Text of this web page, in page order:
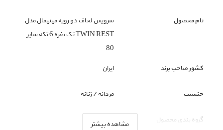
مشاهده بیشتر
نام محصول
سرویس لحاف دو رویه مینیمال مدل
TWIN REST تک نفره 6 تکه سایز
80
کشور صاحب برند ایران
جنسیت مردانه / زنانه
گروه بندی محصول اتاق خواب